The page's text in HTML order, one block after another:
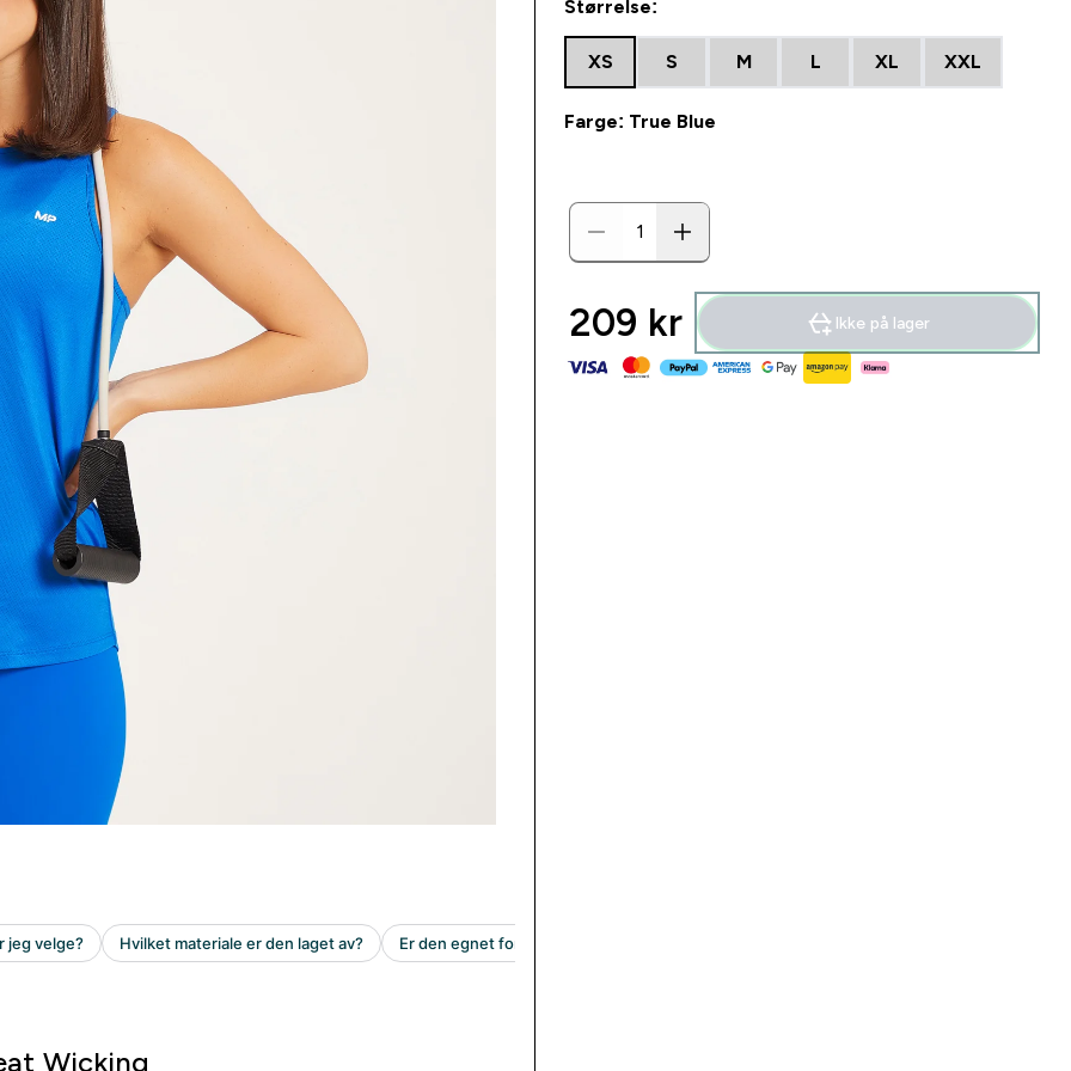
Wicking
Størrelse:
XS S M L XL XXL
Farge: True Blue
209 kr‎ Ikke på lager